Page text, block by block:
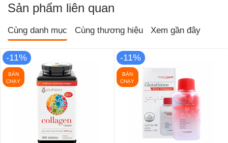
Sản phẩm liên quan
Cùng danh mục Cùng thương hiệu Xem gần đây
-11%
BÁN
CHẠY
-11%
BÁN
CHẠY